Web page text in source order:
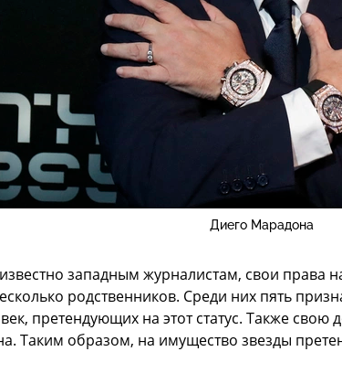
Диего Марадона
западным журналистам, свои права
родственников. Среди них пять
претендующих на этот статус. Также свою
Таким образом, на имущество звезды